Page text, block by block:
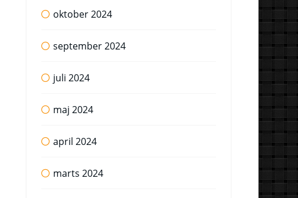
oktober 2024
september 2024
juli 2024
maj 2024
april 2024
marts 2024